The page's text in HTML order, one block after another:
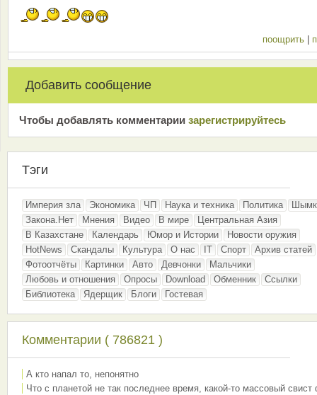
поощрить
Добавить сообщение
Чтобы добавлять комментарии зарeгиcтрирyйтeсь
Тэги
Империя зла Экономика ЧП Наука и техника Политика
Закона.Нет
Мнения Видео В мире
Центральная Азия
В Казахстане
Календарь Юмор и Истории
Новости оружия
HotNews
Скандалы Культура О нас IT Спорт
Архив статей
Фотоотчёты
Картинки Авто Девчонки
Мальчики
Любовь и отношения
Опросы Download Обменник
Ссылки
Библиотека
Ядерщик Блоги Гостевая
Комментарии ( 786821 )
А кто напал то, непонятно
Что с планетой не так последнее время, какой-то массовый свист